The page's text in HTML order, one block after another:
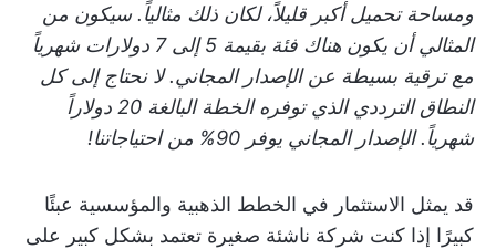
ومساحة تحميل أكبر قليلاً، لكان ذلك مثالياً. سيكون من
المثالي أن يكون هناك فئة بقيمة 5 إلى 7 دولارات شهرياً
مع ترقية بسيطة عن الإصدار المجاني. لا نحتاج إلى كل
النطاق الترددي الذي توفره الخطة البالغة 20 دولاراً
شهرياً. الإصدار المجاني يوفر 90% من احتياجاتنا!
قد يمثل الاستثمار في الخطط الذهبية والمؤسسية عبئًا
كبيرًا إذا كنت شركة ناشئة صغيرة تعتمد بشكل كبير على